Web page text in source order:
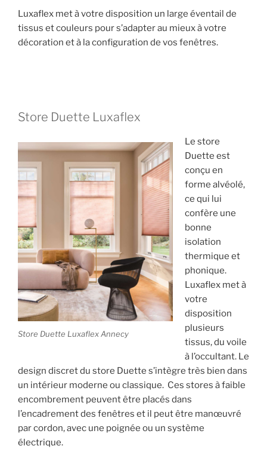
Luxaflex met à votre disposition un large éventail de
tissus et couleurs pour s’adapter au mieux à votre
décoration et à la configuration de vos fenêtres.
Store Duette Luxaflex
Store Duette Luxaflex Annecy
Le store
Duette est
conçu en
forme alvéolé,
ce qui lui
confère une
bonne
isolation
thermique et
phonique.
Luxaflex met à
votre
disposition
plusieurs
tissus, du voile
à l’occultant. Le
design discret du store Duette s’intègre très bien dans
un intérieur moderne ou classique. Ces stores à faible
encombrement peuvent être placés dans
l’encadrement des fenêtres et il peut être manœuvré
par cordon, avec une poignée ou un système
électrique.